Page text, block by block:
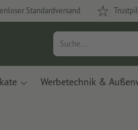
Standardversand
Werbetechnik &